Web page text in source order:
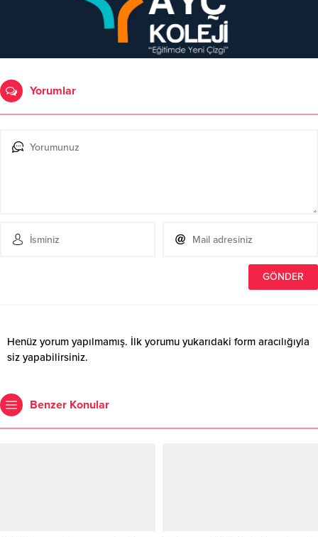
Yorumlar
Henüz yorum yapılmamış. İlk yorumu yukarıdaki form aracılığıyla
siz yapabilirsiniz.
Benzer Konular